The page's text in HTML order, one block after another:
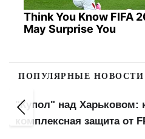
Think You Know FIFA
May Surprise You
ПОПУЛЯРНЫЕ НОВОСТИ
"Купол" над Харьковом:
комплексная защита от